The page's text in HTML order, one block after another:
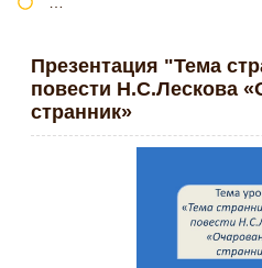
Презентация "Тема
повести Н.С.Лескова
странник»